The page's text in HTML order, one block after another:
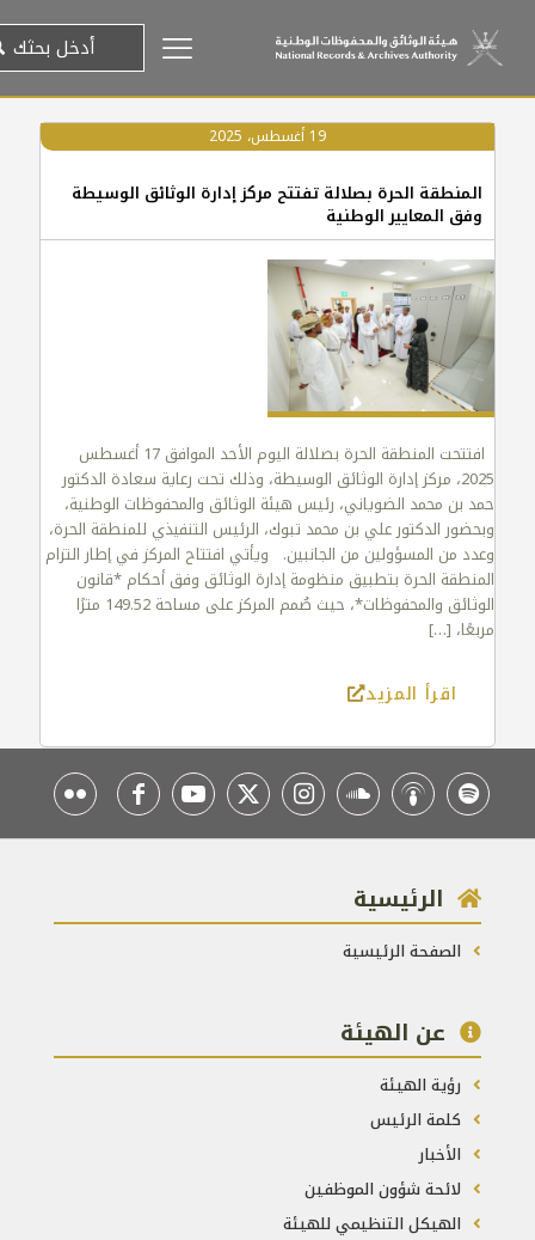
19 أغسطس، 2025
المنطقة الحرة بصلالة تفتتح مركز إدارة الوثائق الوسيطة
وفق المعايير الوطنية
افتتحت المنطقة الحرة بصلالة اليوم الأحد الموافق 17 أغسطس
2025، مركز إدارة الوثائق الوسيطة، وذلك تحت رعاية سعادة الدكتور
حمد بن محمد الضوياني، رئيس هيئة الوثائق والمحفوظات الوطنية،
وبحضور الدكتور علي بن محمد تبوك، الرئيس التنفيذي للمنطقة الحرة،
وعدد من المسؤولين من الجانبين. ويأتي افتتاح المركز في إطار التزام
المنطقة الحرة بتطبيق منظومة إدارة الوثائق وفق أحكام *قانون
الوثائق والمحفوظات*، حيث صُمم المركز على مساحة 149.52 مترًا
مربعًا، […]
اقرأ المزيد
الرئيسية
الصفحة الرئيسية
عن الهيئة
رؤية الهيئة
كلمة الرئيس
الأخبار
لائحة شؤون الموظفين
الهيكل التنظيمي للهيئة